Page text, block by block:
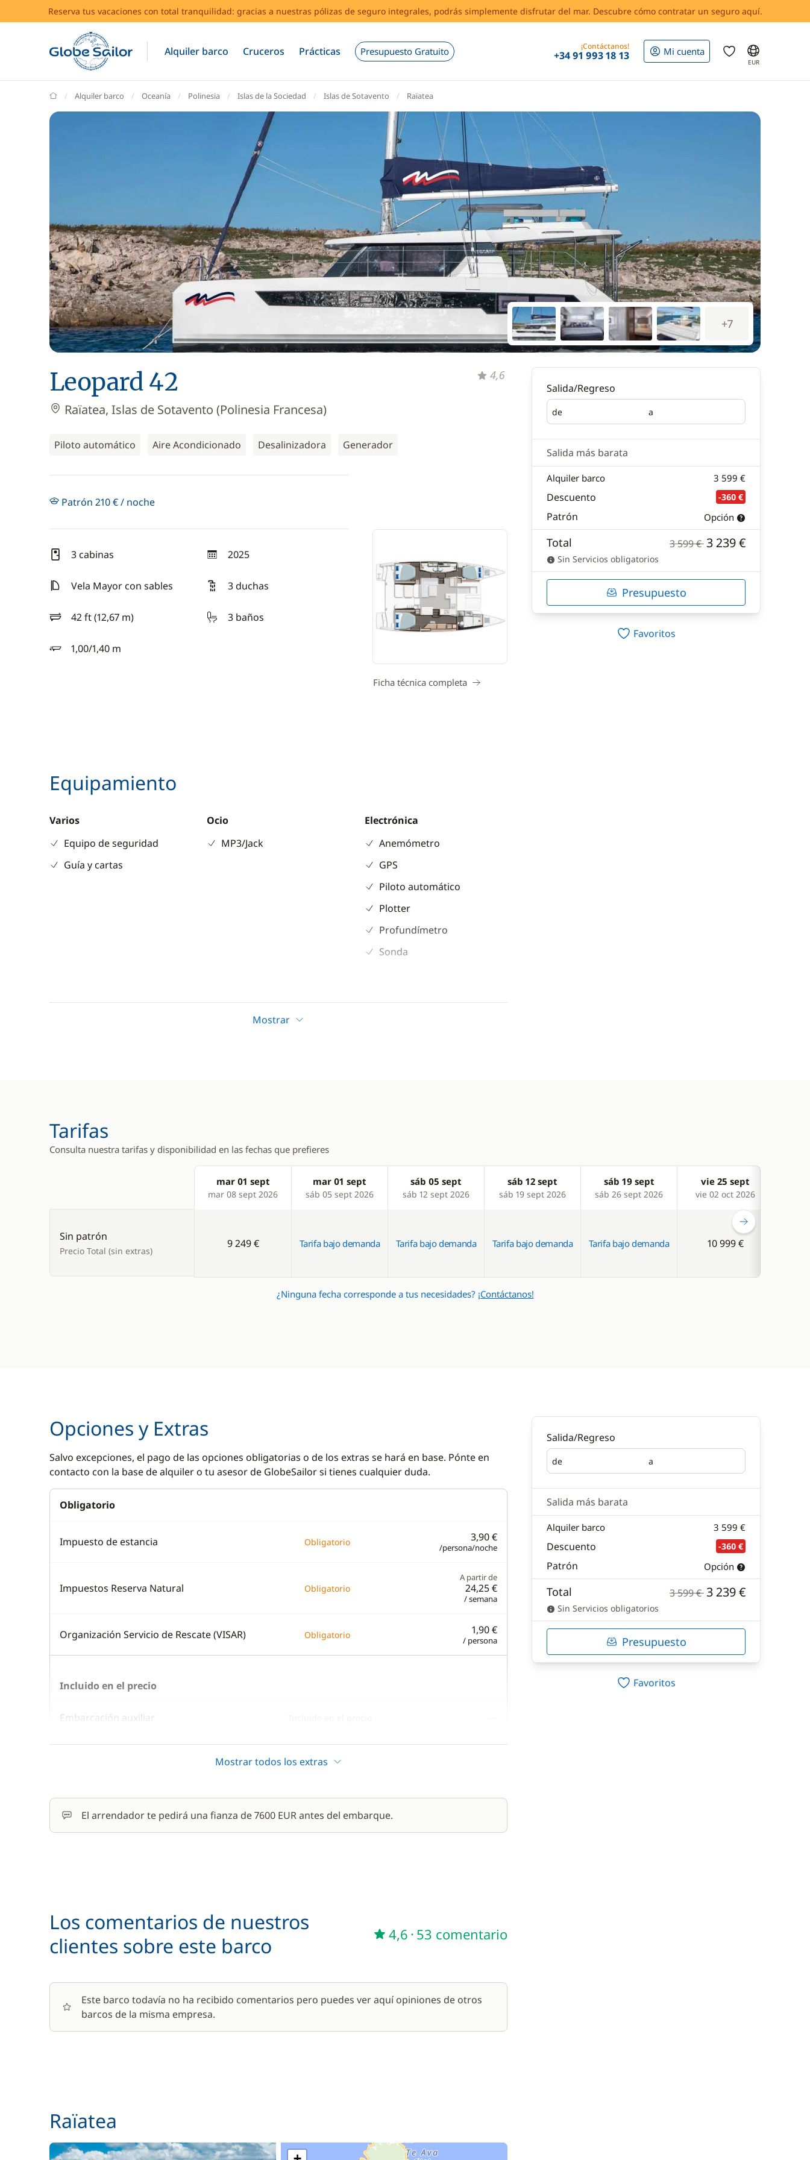
Reserva tus vacaciones con total tranquilidad: gracias a nuestras pólizas de seguro integrales, podrás simplemente disfrutar del mar. Descubre cómo contratar un seguro aquí.
Alquiler barco Cruceros Prácticas Presupuesto Gratuito ¡Contáctanos!
+34 91 993 18 13 Mi cuenta
EUR
GlobeSailor
Alquiler barco Oceanía Polinesia Islas de la Sociedad Islas de Sotavento Raïatea
+7
Leopard 42
Raïatea, Islas de Sotavento (Polinesia Francesa)
Piloto automático Aire Acondicionado Desalinizadora Generador
4,6
Patrón 210 € / noche
3 cabinas 2025
año
Vela Mayor con sables
3 duchas
42 ft (12,67 m)
eslora 3 baños
1,00/1,40 m
calado
Ficha técnica completa
Equipamiento
Varios
Equipo de seguridad
Guía y cartas
Ocio
MP3/Jack
Electrónica
Anemómetro
GPS
Piloto automático
Plotter
Profundímetro
Sonda
Aire Acondicionado
Mostrar
Salida/Regreso
de
Salida a
Regreso
Salida más barata
Alquiler barco 3 599 €
Descuento -360 €
Patrón Opción
Total 3 599 € 3 239 €
Sin Servicios obligatorios
Presupuesto
Favoritos
Tarifas
Consulta nuestra tarifas y disponibilidad en las fechas que prefieres
Products
mar 01 sept
mar 08 sept 2026
mar 01 sept
sáb 05 sept 2026
sáb 05 sept
sáb 12 sept 2026
sáb 12 sept
sáb 19 sept 2026
sáb 19 sept
sáb 26 sept 2026
vie 25 sept
vie 02 oct 2026
Sin patrón
Precio Total (sin extras)
9 249 € Tarifa bajo demanda Tarifa bajo demanda Tarifa bajo demanda Tarifa bajo demanda 10 999 €
¿Ninguna fecha corresponde a tus necesidades? ¡Contáctanos!
Opciones y Extras
Salvo excepciones, el pago de las opciones obligatorias o de los extras se hará en base. Pónte en
contacto con la base de alquiler o tu asesor de GlobeSailor si tienes cualquier duda.
Obligatorio
Impuesto de estancia Obligatorio 3,90 €
/persona/noche
Impuestos Reserva Natural Obligatorio
A partir de
24,25 €
/ semana
Organización Servicio de Rescate (VISAR) Obligatorio 1,90 €
/ persona
Incluido en el precio
Embarcación auxiliar
Motor fueraborda Incluido en el precio
Abastecimiento / noche
Paddle 30,00 €
/ noche
Mostrar todos los extras
El arrendador te pedirá una fianza de 7600 EUR antes del embarque.
Los comentarios de nuestros
clientes sobre este barco
4,6 · 53 comentario
Este barco todavía no ha recibido comentarios pero puedes ver aquí opiniones de otros
barcos de la misma empresa.
Raïatea
Salida/Regreso
de
Salida a
Regreso
Salida más barata
Alquiler barco 3 599 €
Descuento -360 €
Patrón Opción
Total 3 599 € 3 239 €
Sin Servicios obligatorios
Presupuesto
Favoritos